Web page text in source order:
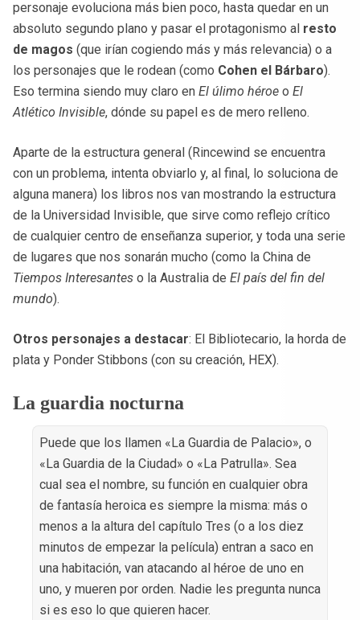
personaje evoluciona más bien poco, hasta quedar en un
absoluto segundo plano y pasar el protagonismo al resto
de magos (que irían cogiendo más y más relevancia) o a
los personajes que le rodean (como Cohen el Bárbaro).
Eso termina siendo muy claro en El úlimo héroe o El
Atlético Invisible, dónde su papel es de mero relleno.
Aparte de la estructura general (Rincewind se encuentra
con un problema, intenta obviarlo y, al final, lo soluciona de
alguna manera) los libros nos van mostrando la estructura
de la Universidad Invisible, que sirve como reflejo crítico
de cualquier centro de enseñanza superior, y toda una serie
de lugares que nos sonarán mucho (como la China de
Tiempos Interesantes o la Australia de El país del fin del
mundo).
Otros personajes a destacar: El Bibliotecario, la horda de
plata y Ponder Stibbons (con su creación, HEX).
La guardia nocturna
Puede que los llamen «La Guardia de Palacio», o
«La Guardia de la Ciudad» o «La Patrulla». Sea
cual sea el nombre, su función en cualquier obra
de fantasía heroica es siempre la misma: más o
menos a la altura del capítulo Tres (o a los diez
minutos de empezar la película) entran a saco en
una habitación, van atacando al héroe de uno en
uno, y mueren por orden. Nadie les pregunta nunca
si es eso lo que quieren hacer.